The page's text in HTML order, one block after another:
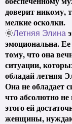
доверит никому,
мелкие осколки.
🌞Летняя Элина
эмоциональна.
тому, что она
ситуации,
обладай летняя
Она не обладает
что абсолютно
этого ей
женщины,